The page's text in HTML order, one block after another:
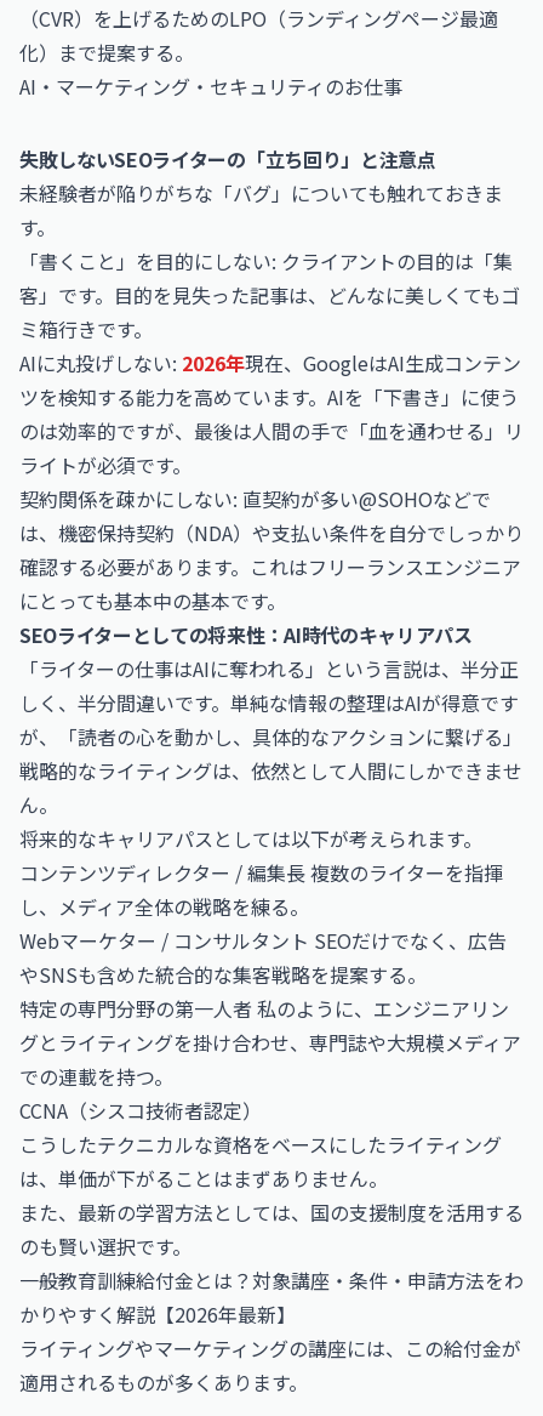
（CVR）を上げるためのLPO（ランディングページ最適
化）まで提案する。
AI・マーケティング・セキュリティのお仕事
失敗しないSEOライターの「立ち回り」と注意点
未経験者が陥りがちな「バグ」についても触れておきま
す。
「書くこと」を目的にしない: クライアントの目的は「集
客」です。目的を見失った記事は、どんなに美しくてもゴ
ミ箱行きです。
AIに丸投げしない: 2026年現在、GoogleはAI生成コンテン
ツを検知する能力を高めています。AIを「下書き」に使う
のは効率的ですが、最後は人間の手で「血を通わせる」リ
ライトが必須です。
契約関係を疎かにしない: 直契約が多い@SOHOなどで
は、機密保持契約（NDA）や支払い条件を自分でしっかり
確認する必要があります。これはフリーランスエンジニア
にとっても基本中の基本です。
SEOライターとしての将来性：AI時代のキャリアパス
「ライターの仕事はAIに奪われる」という言説は、半分正
しく、半分間違いです。単純な情報の整理はAIが得意です
が、「読者の心を動かし、具体的なアクションに繋げる」
戦略的なライティングは、依然として人間にしかできませ
ん。
将来的なキャリアパスとしては以下が考えられます。
コンテンツディレクター / 編集長 複数のライターを指揮
し、メディア全体の戦略を練る。
Webマーケター / コンサルタント SEOだけでなく、広告
やSNSも含めた統合的な集客戦略を提案する。
特定の専門分野の第一人者 私のように、エンジニアリン
グとライティングを掛け合わせ、専門誌や大規模メディア
での連載を持つ。
CCNA（シスコ技術者認定）
こうしたテクニカルな資格をベースにしたライティング
は、単価が下がることはまずありません。
また、最新の学習方法としては、国の支援制度を活用する
のも賢い選択です。
一般教育訓練給付金とは？対象講座・条件・申請方法をわ
かりやすく解説【2026年最新】
ライティングやマーケティングの講座には、この給付金が
適用されるものが多くあります。